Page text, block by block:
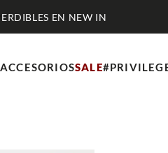
ACCESORIOSSALE